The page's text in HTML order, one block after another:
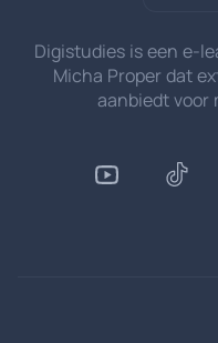
Digistudies is een e-
Micha Proper dat
aanbiedt voor